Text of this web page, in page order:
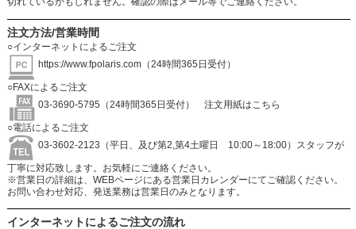
注文方法/営業時間
○インターネットによるご注文
https://www.fpolaris.com（24時間365日受付）
○FAXによるご注文
03-3690-5795（24時間365日受付）
注文用紙はこちら
○電話によるご注文
03-3602-2123（平日、及び第2,第4土曜日 10:00～18:00）スタッフが
丁寧に対応致します。お気軽にご連絡ください。
※営業日の詳細は、WEBページにある営業日カレンダーにてご確認ください。
お問い合わせ対応、発送業務は営業日のみとなります。
インターネットによるご注文の流れ